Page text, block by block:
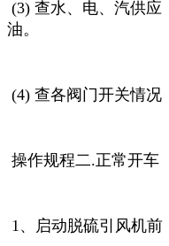
(3) 查水、电、汽供应
油。
(4) 查各阀门开关情况
操作规程二.正常开车
1、启动脱硫引风机